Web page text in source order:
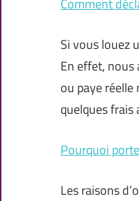
Comment
Si vous louez
En effet,
ou paye
quelques
Pourquoi
Les raisons